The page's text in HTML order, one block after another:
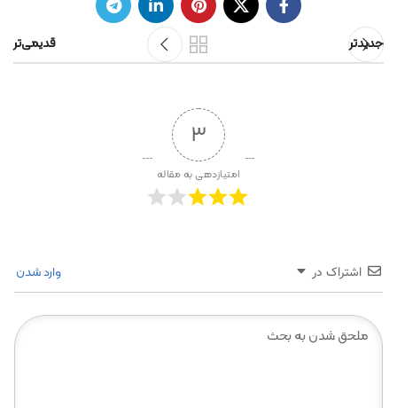
جدیدتر قدیمی‌تر
3
امتیازدهی به مقاله
اشتراک در وارد شدن